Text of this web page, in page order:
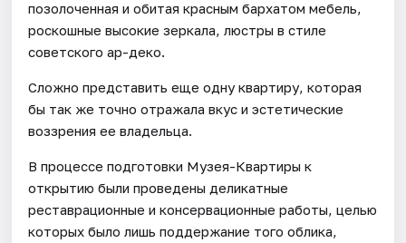
позолоченная и обитая красным бархатом мебель,
роскошные высокие зеркала, люстры в стиле
советского ар-деко.
Сложно представить еще одну квартиру, которая
бы так же точно отражала вкус и эстетические
воззрения ее владельца.
В процессе подготовки Музея-Квартиры к
открытию были проведены деликатные
реставрационные и консервационные работы, целью
которых было лишь поддержание того облика,